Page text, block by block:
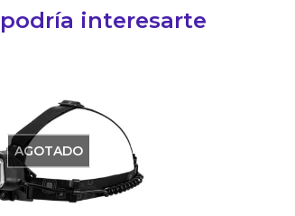
interesarte
AGOTADO